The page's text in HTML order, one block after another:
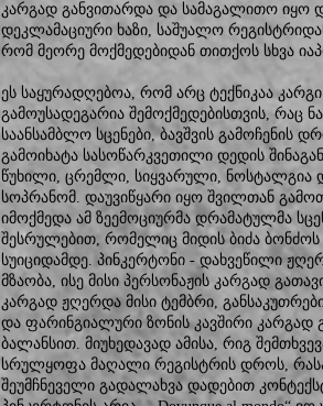
კარგად განვითარდა და სამაგალითო იყო
დეკლამაციური ხაზი, საშუალო
რომ მეორე მოქმედებიდან თითქოს სხვა
ეს საყურადღებოა, რომ არც ტექნიკაა
გამოუსადეგარია შემოქმედებისთვის, რაც
საანსამბლო სცენები, ბავშვის გამოჩენის
გამოიხატა სასოწარკვეთილი დედის
წუხილი, ცრემლი, სიყვარული, ნოსტალგია
სოპრანომ. დაუვიწყარი იყო შვილთან
იმოქმედა ამ ზეემოციურმა დრამატულმა
შესრულებით, რომელიც მიდის ბიძა
სუიციდამდე. პინკერტონი - დახვეწილი
მზაობა, ისე მისი პერსონაჟის კარგად
კარგად ჟღერდა მისი ტემბრი,
და ფარინგიალური ზონის კავშირი
ბალანსით. მიუხედავად ამისა, რიგ
სრულყოფა მაღალი რეგისტრის დროს,
შეუმჩნეველი გადალახვა დადებით